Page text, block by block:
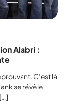
Alabri :
C’est là
se révèle